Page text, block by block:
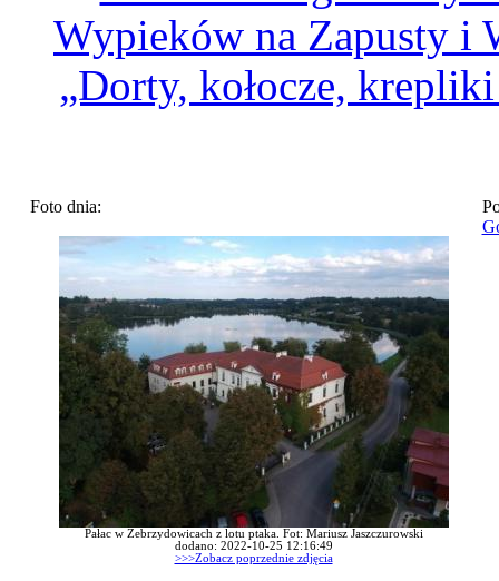
Wypieków na Zapusty i
„Dorty, kołocze,
Foto dnia:
Pałac w Zebrzydowicach z lotu ptaka. Fot: Mariusz Jaszczurowski
dodano: 2022-10-25 12:16:49
>>>Zobacz poprzednie zdjęcia